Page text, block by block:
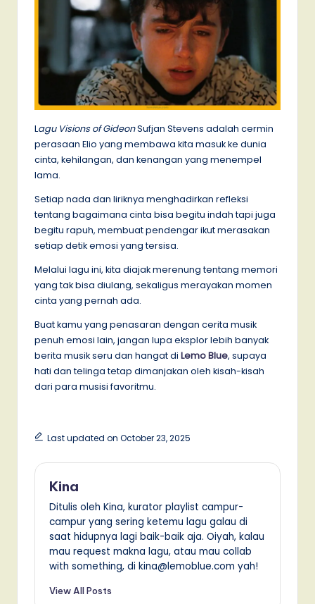
Lagu Visions of GideonSufjan Stevens adalah cermin
perasaan Elio yang membawa kita masuk ke dunia
cinta, kehilangan, dan kenangan yang menempel
lama.
Setiap nada dan liriknya menghadirkan refleksi
tentang bagaimana cinta bisa begitu indah tapi juga
begitu rapuh, membuat pendengar ikut merasakan
setiap detik emosi yang tersisa.
Melalui lagu ini, kita diajak merenung tentang memori
yang tak bisa diulang, sekaligus merayakan momen
cinta yang pernah ada.
Buat kamu yang penasaran dengan cerita musik
penuh emosi lain, jangan lupa eksplor lebih banyak
berita musik seru dan hangat di Lemo Blue, supaya
hati dan telinga tetap dimanjakan oleh kisah-kisah
dari para musisi favoritmu.
Last updated on October 23, 2025
Kina
Ditulis oleh Kina, kurator playlist campur-
campur yang sering ketemu lagu galau di
saat hidupnya lagi baik-baik aja. Oiyah, kalau
mau request makna lagu, atau mau collab
with something, di kina@lemoblue.com yah!
View All Posts